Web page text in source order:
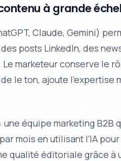
à grande
Claude, Gemini)
posts LinkedIn, des
Le marketeur conserve le
le ton, ajoute l’expertise
: une équipe marketing B2B
mois en utilisant l’IA
qualité éditoriale grâce